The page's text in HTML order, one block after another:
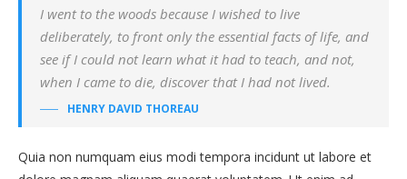
I went to the woods because I wished to live
deliberately, to front only the essential facts of life, and
see if I could not learn what it had to teach, and not,
when I came to die, discover that I had not lived.
HENRY DAVID THOREAU
Quia non numquam eius modi tempora incidunt ut labore et